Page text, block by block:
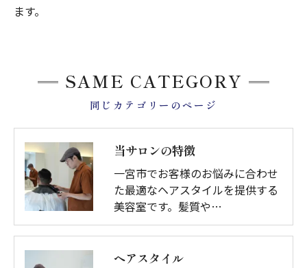
ます。
同じカテゴリーのページ
SAME CATEGORY
当サロンの特徴
一宮市でお客様のお悩みに合わせ
た最適なヘアスタイルを提供する
美容室です。髪質や…
ヘアスタイル